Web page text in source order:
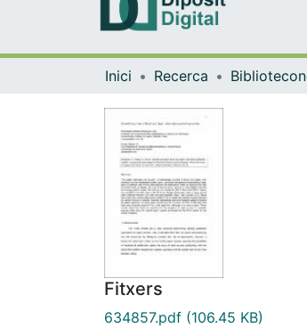
Inici Recerca
Fitxers
634857.pdf (106.45 KB)